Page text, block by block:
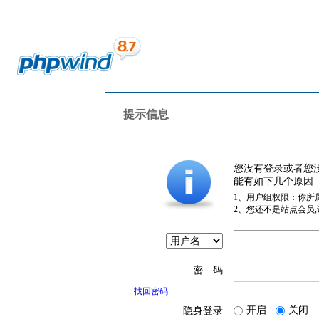
提示信息
您没有登录或者您
能有如下几个原因
1、用户组权限：你所
2、您还不是站点会员
密 码
找回密码
隐身登录 开启 关闭